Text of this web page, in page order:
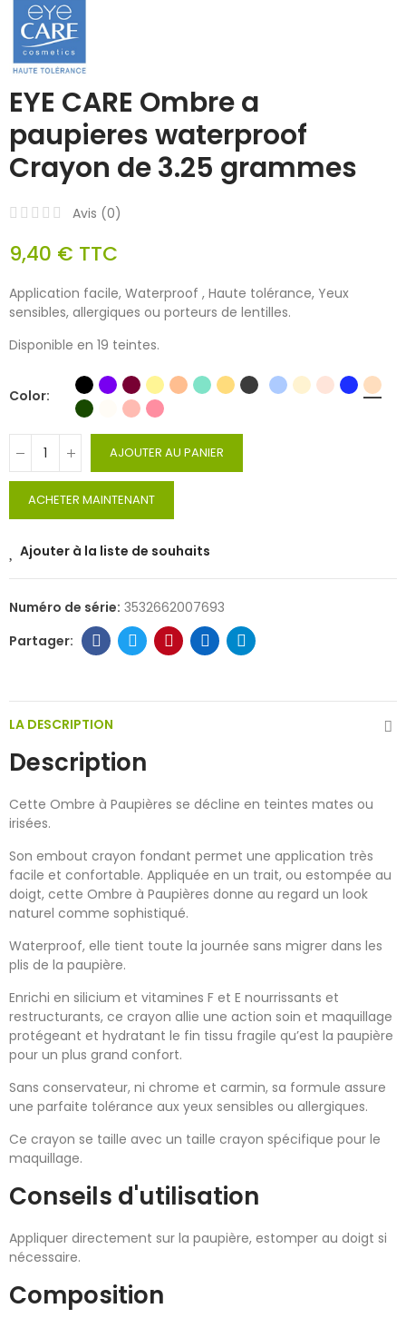
EYE CARE Ombre a
paupieres waterproof
Crayon de 3.25 grammes
Avis (0)
9,40 € TTC
Application facile, Waterproof , Haute tolérance, Yeux
sensibles, allergiques ou porteurs de lentilles.
Disponible en 19 teintes.
Color
AJOUTER AU PANIER
ACHETER MAINTENANT
Ajouter à la liste de souhaits
Numéro de série: 3532662007693
LA DESCRIPTION
Description
Cette Ombre à Paupières se décline en teintes mates ou
irisées.
Son embout crayon fondant permet une application très
facile et confortable. Appliquée en un trait, ou estompée au
doigt, cette Ombre à Paupières donne au regard un look
naturel comme sophistiqué.
Waterproof, elle tient toute la journée sans migrer dans les
plis de la paupière.
Enrichi en silicium et vitamines F et E nourrissants et
restructurants, ce crayon allie une action soin et maquillage
protégeant et hydratant le fin tissu fragile qu’est la paupière
pour un plus grand confort.
Sans conservateur, ni chrome et carmin, sa formule assure
une parfaite tolérance aux yeux sensibles ou allergiques.
Ce crayon se taille avec un taille crayon spécifique pour le
maquillage.
Conseils d'utilisation
Appliquer directement sur la paupière, estomper au doigt si
nécessaire.
Composition